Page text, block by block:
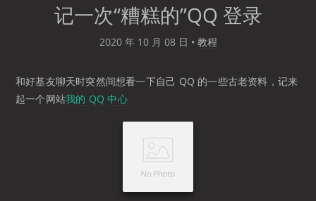
记一次“糟糕的”QQ 登录
2020 年 10 月 08 日 • 教程
和好基友聊天时突然间想看一下自己 QQ 的一些古老资料，记来
起一个网站我的 QQ 中心